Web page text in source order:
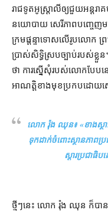
រាជទូត​អូស្ត្រាលី​ឲ្យ​ជួយ​អន្តរា
នយោបាយ សេរីភាព​បញ្ចេ
ក្រម​ផ្ដន្ទាទោស​លើ​រូប​លោក ព្
ប្រាស់​សិទ្ធិ​ស្រប​ច្បាប់​របស់​ខ្លួ
ថា ការ​ស្នើសុំ​របស់​លោក​បែប​នេ
អាណត្តិ​ខាងមុខ​ប្រកប​ដោយ​ស
លោក រ៉ុង ឈុន៖ «ខាង​ស្ថ
ទុកដាក់​ចំពោះ​ស្ថានភាព​ប្
ស្ដារ​ប្រជាធិ
ថ្មីៗ​នេះ លោក រ៉ុង ឈុន ក៏​ប